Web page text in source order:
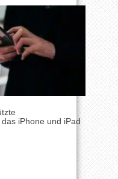
iPhone und iPad